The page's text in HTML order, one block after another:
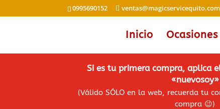
0995690152 ventas@magicservicequito.com
Inicio Ocasiones
Si es tu primera compra, aplica
«nuevosoy»
(Válido SÓLO en la web, recuerda tu
compra 😉)